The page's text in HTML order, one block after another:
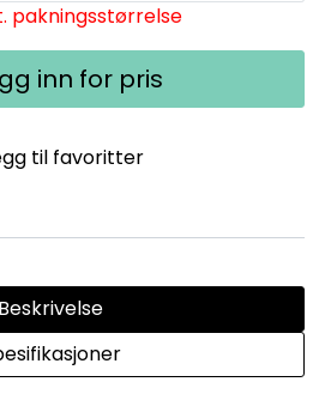
pakningsstørrelse
inn for pris
til favoritter
Beskrivelse